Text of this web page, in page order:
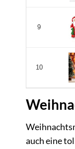
9
10
auch eine